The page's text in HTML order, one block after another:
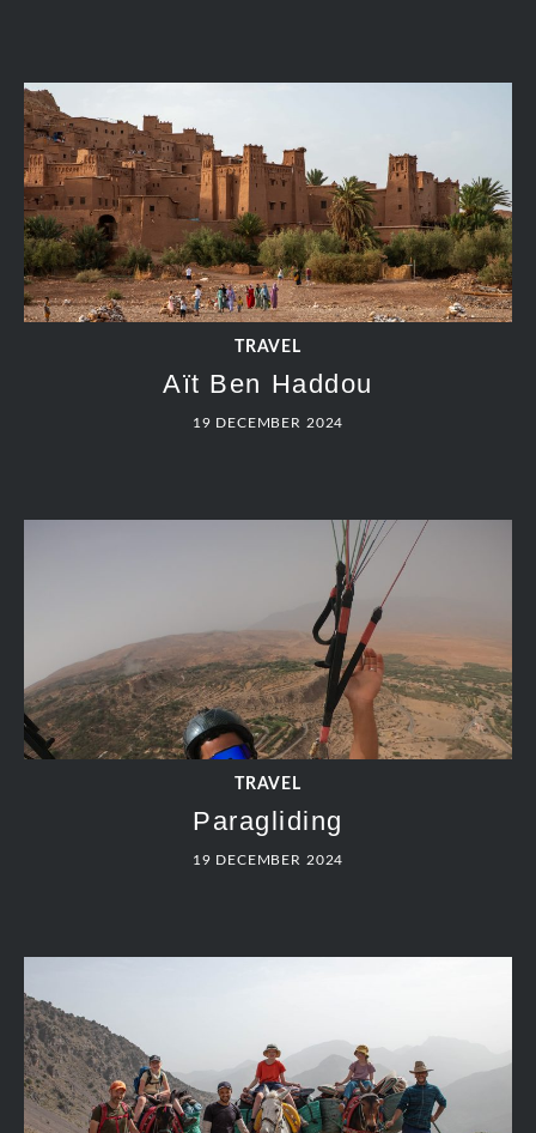
TRAVEL
Aït Ben Haddou
19 DECEMBER 2024
TRAVEL
Paragliding
19 DECEMBER 2024